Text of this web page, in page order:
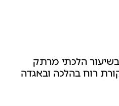
הלכתי מרתק
רוח בהלכה ובאגדה